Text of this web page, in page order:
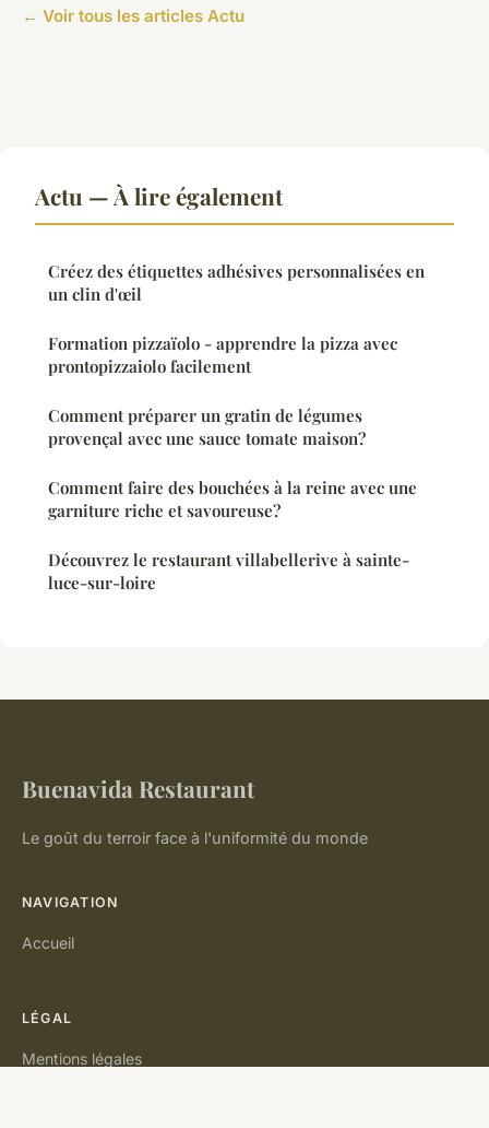
← Voir tous les articles Actu
Actu — À lire également
Créez des étiquettes adhésives personnalisées en
un clin d'œil
Formation pizzaïolo - apprendre la pizza avec
prontopizzaiolo facilement
Comment préparer un gratin de légumes
provençal avec une sauce tomate maison?
Comment faire des bouchées à la reine avec une
garniture riche et savoureuse?
Découvrez le restaurant villabellerive à sainte-
luce-sur-loire
Buenavida Restaurant
Le goût du terroir face à l'uniformité du monde
NAVIGATION
Accueil
LÉGAL
Mentions légales